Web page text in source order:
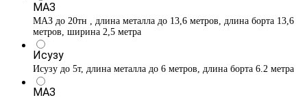
МАЗ
МАЗ до 20тн , длина металла до 13,6 метров, длина борта 13,6
метров, ширина 2,5 метра
Исузу
Исузу до 5т, длина металла до 6 метров, длина борта 6.2 метра
МАЗ